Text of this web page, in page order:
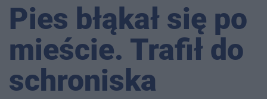
Pies błąkał się po
mieście. Trafił do
schroniska